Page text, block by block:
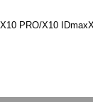
PRO/X10